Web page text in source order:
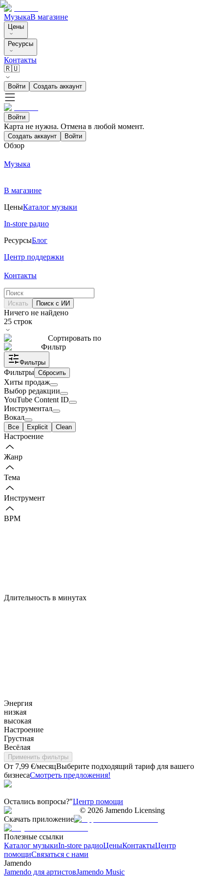
МузыкаВ магазине
Цены
Ресурсы
Контакты
🇷🇺
Войти Создать аккаунт
Войти
Карта не нужна. Отмена в любой момент.
Создать аккаунт Войти
Обзор
Музыка
В магазине
ЦеныКаталог музыки
In-store радио
РесурсыБлог
Центр поддержки
Контакты
Искать Поиск с ИИ
Ничего не найдено
25 строк
Сортировать по
Фильтр
Фильтры
Фильтры Сбросить
Хиты продаж
Выбор редакции
YouTube Content ID
Инструментал
Вокал
Все Explicit Clean
Настроение
Жанр
Тема
Инструмент
BPM
Длительность в минутах
Энергия
низкая
высокая
Настроение
Грустная
Весёлая
Применить фильтры
От 7,99 €/месяцВыберите подходящий тариф для вашего
бизнесаСмотреть предложения!
Остались вопросы?"Центр помощи
© 2026 Jamendo Licensing
Скачать приложение
Полезные ссылки
Каталог музыкиIn-store радиоЦеныКонтактыЦентр
помощиСвязаться с нами
Jamendo
Jamendo для артистовJamendo Music